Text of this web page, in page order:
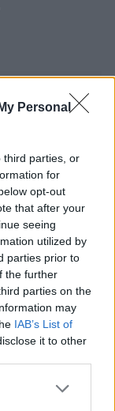
Personal
third parties, or
for
opt-out
that after your
seeing
utilized by
parties prior to
the further
parties on the
may
IAB’s List of
it to other
vara så
med jordnöt
att något skulle
Turkiet
inte alltid
eller